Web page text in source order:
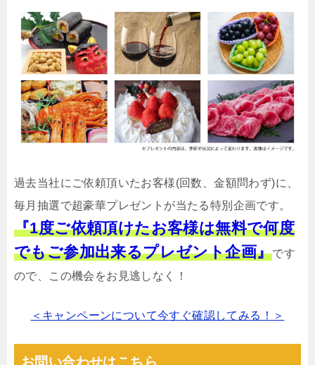
過去当社にご依頼頂いたお客様(回数、金額問わず)に、
毎月抽選で超豪華プレゼントが当たる特別企画です。
『1度ご依頼頂けたお客様は無料で何度
でもご参加出来るプレゼント企画』です
ので、この機会をお見逃しなく！
＜キャンペーンについて今すぐ確認してみる！＞
お問い合わせはこちら